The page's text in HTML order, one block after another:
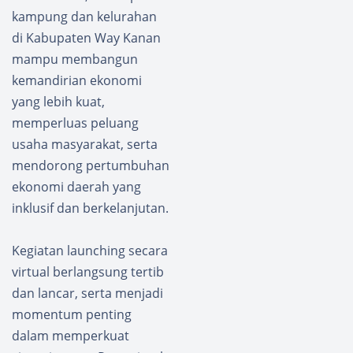
kampung dan kelurahan
di Kabupaten Way Kanan
mampu membangun
kemandirian ekonomi
yang lebih kuat,
memperluas peluang
usaha masyarakat, serta
mendorong pertumbuhan
ekonomi daerah yang
inklusif dan berkelanjutan.
Kegiatan launching secara
virtual berlangsung tertib
dan lancar, serta menjadi
momentum penting
dalam memperkuat